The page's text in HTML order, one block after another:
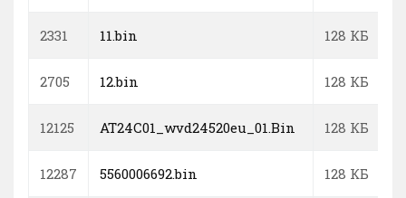
2331 11.bin 128 КБ
2705 12.bin 128 КБ
12125 AT24C01_wvd24520eu_01.Bin 128 КБ
12287 5560006692.bin 128 КБ